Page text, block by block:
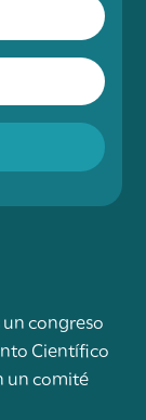
congreso
Científico
un comité